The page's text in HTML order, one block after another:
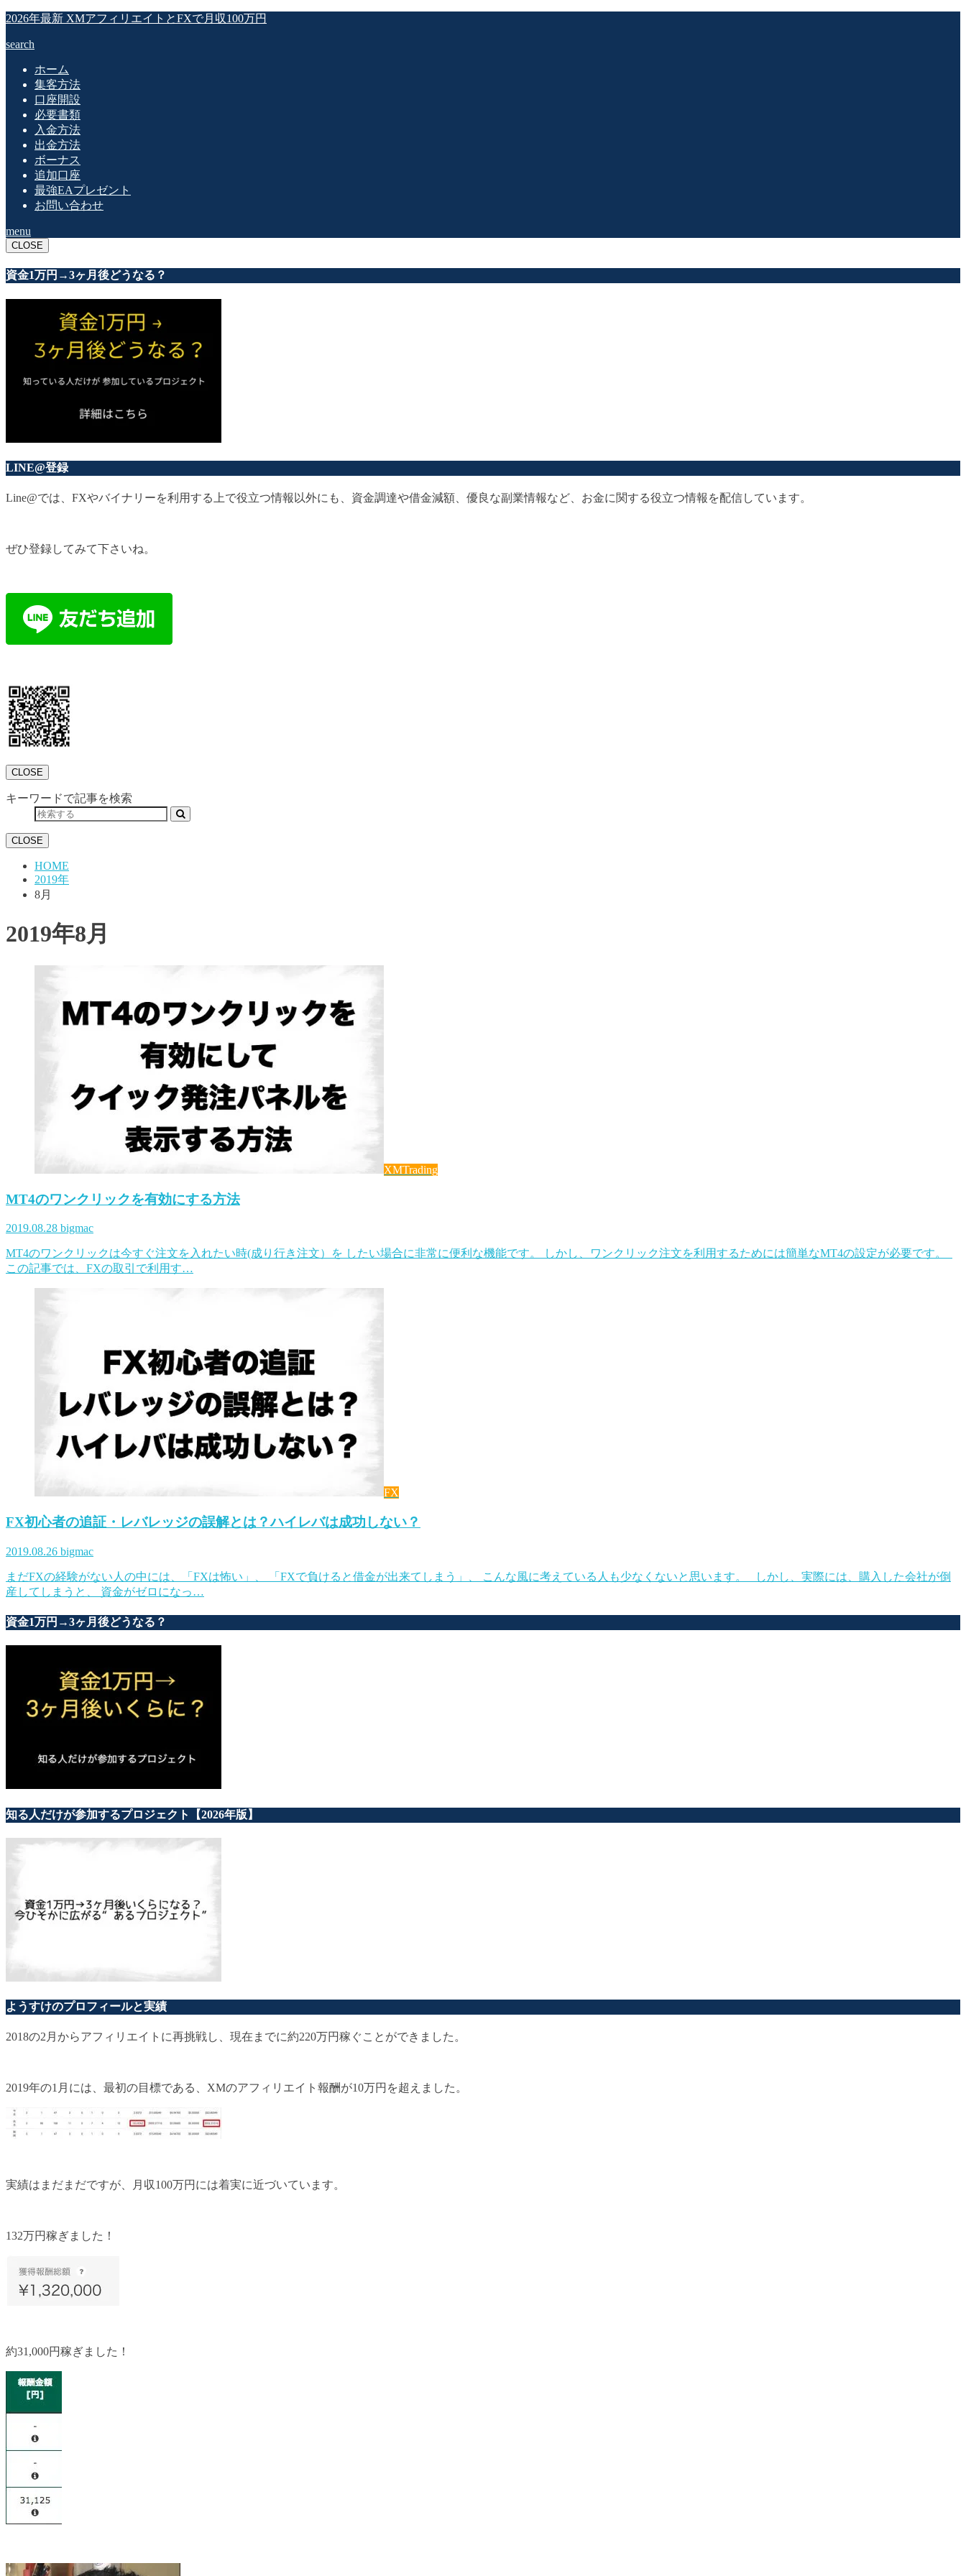
2026年最新 XMアフィリエイトとFXで月収100万円
search
ホーム
集客方法
口座開設
必要書類
入金方法
出金方法
ボーナス
追加口座
最強EAプレゼント
お問い合わせ
menu
CLOSE
資金1万円→3ヶ月後どうなる？
LINE@登録
Line@では、FXやバイナリーを利用する上で役立つ情報以外にも、資金調達や借金減額、優良な副業情報など、お金に関する役立つ情報を配信しています。
ぜひ登録してみて下さいね。
CLOSE
キーワードで記事を検索
CLOSE
HOME
2019年
8月
2019年8月
XMTrading
MT4のワンクリックを有効にする方法
2019.08.28 bigmac
MT4のワンクリックは今すぐ注文を入れたい時(成り行き注文）を したい場合に非常に便利な機能です。 しかし、ワンクリック注文を利用するためには簡単なMT4の設定が必要です。
この記事では、FXの取引で利用す…
FX
FX初心者の追証・レバレッジの誤解とは？ハイレバは成功しない？
2019.08.26 bigmac
まだFXの経験がない人の中には、「FXは怖い」、 「FXで負けると借金が出来てしまう」、 こんな風に考えている人も少なくないと思います。 しかし、実際には、購入した会社が倒
産してしまうと、 資金がゼロになっ…
資金1万円→3ヶ月後どうなる？
知る人だけが参加するプロジェクト【2026年版】
ようすけのプロフィールと実績
2018の2月からアフィリエイトに再挑戦し、現在までに約220万円稼ぐことができました。
2019年の1月には、最初の目標である、XMのアフィリエイト報酬が10万円を超えました。
実績はまだまだですが、月収100万円には着実に近づいています。
132万円稼ぎました！
約31,000円稼ぎました！